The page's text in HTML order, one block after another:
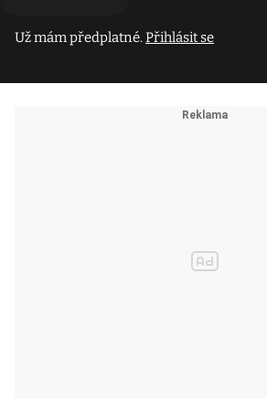
Už mám předplatné.Přihlásit se